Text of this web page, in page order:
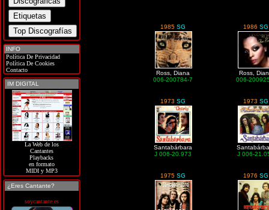
INFO
Política De Privacidad
Política De Cookies
Contacto
IM DIGITAL
La Web de los
Cantantes
Playbacks
en formato
MIDI y MP3
¿Eres Cantante?
soycantante.es
1985SG
Ross, Diana
006-200784-7
1986SG
Ross,
006-
1973SG
Santabárbara
J 006-20.973
1973SG
J 006-
1975SG 1976SG